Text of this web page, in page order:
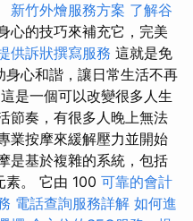
新竹外燴服務方案 了解谷
心的技巧來補充它，完美
供訴狀撰寫服務 這就是免
心和諧，讓日常生活不再
這是一個可以改變很多人生
節奏，有很多人晚上無法
業按摩來緩解壓力並開始
是基於複雜的系統，包括
素。 它由 100 可靠的會計
電話查詢服務詳解 如何進